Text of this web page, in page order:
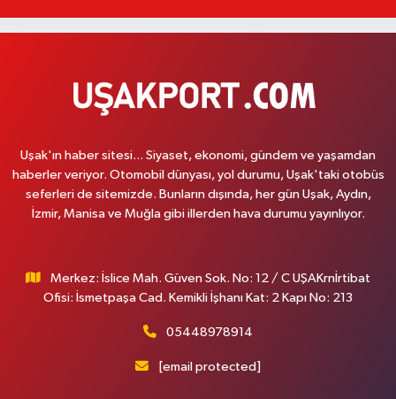
Uşak'ın haber sitesi... Siyaset, ekonomi, gündem ve yaşamdan
haberler veriyor. Otomobil dünyası, yol durumu, Uşak'taki otobüs
seferleri de sitemizde. Bunların dışında, her gün Uşak, Aydın,
İzmir, Manisa ve Muğla gibi illerden hava durumu yayınlıyor.
Merkez: İslice Mah. Güven Sok. No: 12 / C UŞAKrnİrtibat
Ofisi: İsmetpaşa Cad. Kemikli İşhanı Kat: 2 Kapı No: 213
05448978914
[email protected]